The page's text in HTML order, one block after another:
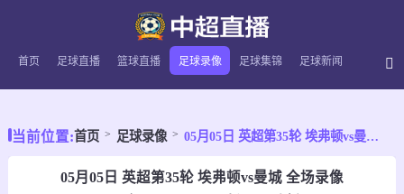
首页 足球直播 篮球直播 足球录像 足球集锦 足球新闻
当前位置:首页 足球录像 05月05日 英超第35轮 埃弗顿vs曼城 全场录像
05月05日 英超第35轮 埃弗顿vs曼城 全场录像